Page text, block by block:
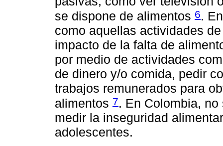
se dispone de alimentos 6.
como aquellas actividades
impacto de la falta de
por medio de actividades
de dinero y/o comida, pedir
trabajos remunerados para
alimentos 7. En Colombia,
medir la inseguridad
adolescentes.